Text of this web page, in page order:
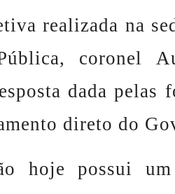
realizada na
coronel
dada pelas
direto do
hoje possui